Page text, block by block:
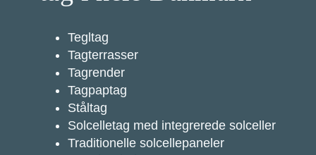
Tegltag
Tagterrasser
Tagrender
Tagpaptag
Ståltag
Solcelletag med integrerede solceller
Traditionelle solcellepaneler